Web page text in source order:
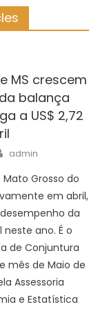
MS crescem
balança
a US$ 2,72
Author
admin
Grosso do
em abril,
da
ano. É o
de Conjuntura
mês de Maio de
Assessoria
e Estatística